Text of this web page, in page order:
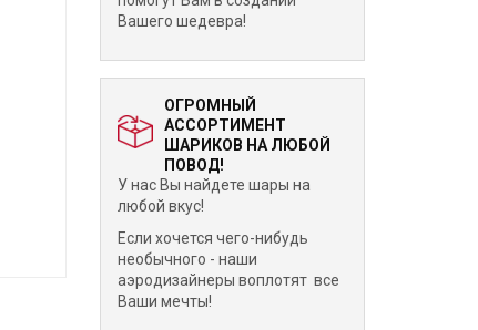
Вашего шедевра!
ОГРОМНЫЙ
АССОРТИМЕНТ
ШАРИКОВ НА ЛЮБОЙ
ПОВОД!
У нас Вы найдете шары на
любой вкус!
Если хочется чего-нибудь
необычного - наши
аэродизайнеры воплотят все
Ваши мечты!